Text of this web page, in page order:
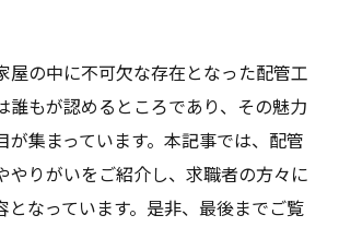
屋の中に不可欠な存在となった配管工
誰もが認めるところであり、その魅力
が集まっています。本記事では、配管
やりがいをご紹介し、求職者の方々に
となっています。是非、最後までご覧